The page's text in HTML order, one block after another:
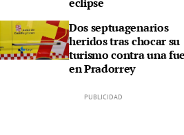
Dos septuagenarios
heridos tras chocar su
turismo contra una
en Pradorrey